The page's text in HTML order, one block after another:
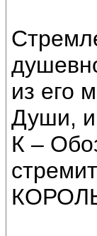
из его
Души, и
К –